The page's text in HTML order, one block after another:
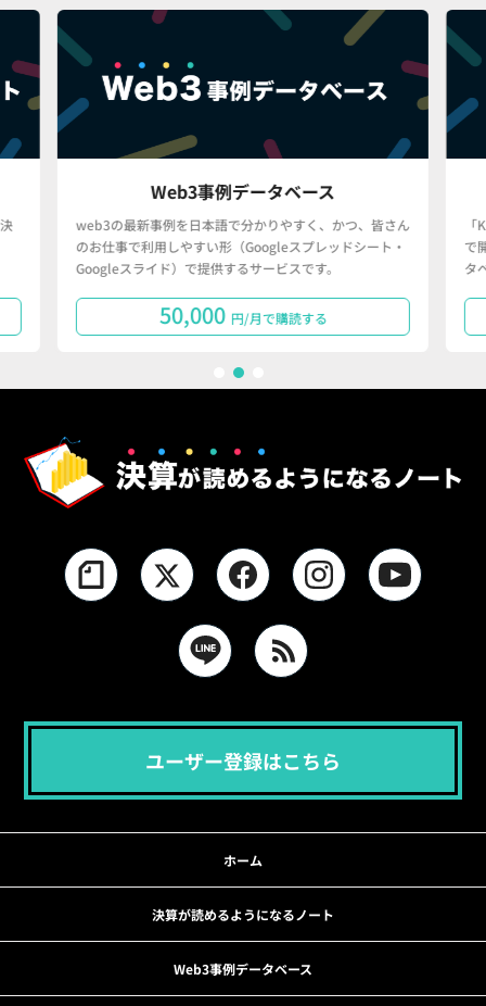
Web3事例データベース
web3の最新事例を日本語で分かりやすく、かつ、皆さん
のお仕事で利用しやすい形（Googleスプレッドシート・
Googleスライド）で提供するサービスです。
50,000 円/月で購読する
で
タ
ユーザー登録はこちら
ホーム
決算が読めるようになるノート
Web3事例データベース